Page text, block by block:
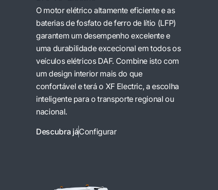
O motor elétrico altamente eficiente e as
baterias de fosfato de ferro de lítio (LFP)
garantem um desempenho excelente e
uma durabilidade excecional em todos os
veículos elétricos DAF. Combine isto com
um design interior mais do que
confortável e terá o XF Electric, a escolha
inteligente para o transporte regional ou
nacional.
Descubra jáConfigurar